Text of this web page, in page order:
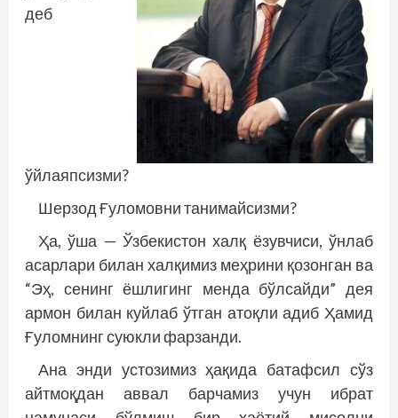
деб
ўйлаяпсизми?
Шерзод Ғуломовни танимайсизми?
Ҳа, ўша — Ўзбекистон халқ ёзувчиси, ўнлаб
асарлари билан халқимиз меҳрини қозонган ва
“Эҳ, сенинг ёшлигинг менда бўлсайди” дея
армон билан куйлаб ўтган атоқли адиб Ҳамид
Ғуломнинг суюкли фарзанди.
Ана энди устозимиз ҳақида батафсил сўз
айтмоқдан аввал барчамиз учун ибрат